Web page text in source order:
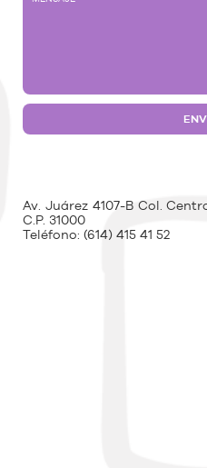
Av. Juárez 4107-B Col.
C.P. 31000
Teléfono: (614) 415 41 52